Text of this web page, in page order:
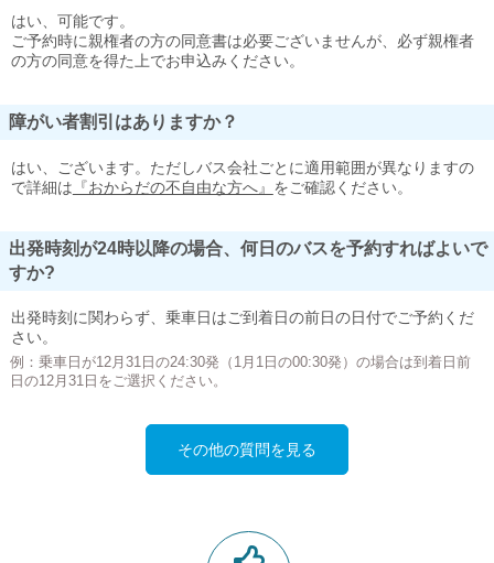
はい、可能です。
ご予約時に親権者の方の同意書は必要ございませんが、必ず親権者
の方の同意を得た上でお申込みください。
障がい者割引はありますか？
はい、ございます。ただしバス会社ごとに適用範囲が異なりますの
で詳細は 『おからだの不自由な方へ』 をご確認ください。
出発時刻が24時以降の場合、何日のバスを予約すればよいで
すか?
出発時刻に関わらず、乗車日はご到着日の前日の日付でご予約くだ
さい。
例：乗車日が12月31日の24:30発（1月1日の00:30発）の場合は到着日前
日の12月31日をご選択ください。
その他の質問を見る